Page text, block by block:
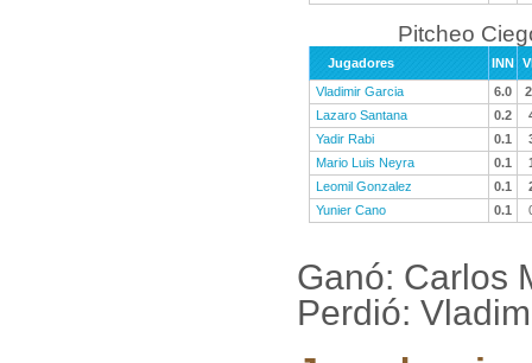
Pitcheo
Jugadores INN
Vladimir Garcia
6.0
Lazaro Santana
0.2
Yadir Rabi
0.1
Mario Luis Neyra
0.1
Leomil Gonzalez
0.1
Yunier Cano
0.1
Ganó: Carlos
Perdió: